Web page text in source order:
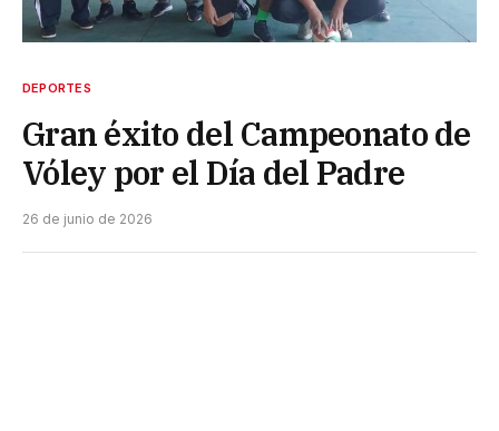
DEPORTES
Gran éxito del Campeonato de
Vóley por el Día del Padre
26 de junio de 2026